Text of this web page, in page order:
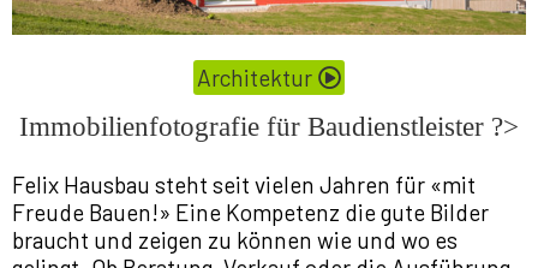
Architektur
Immobilienfotografie für Baudienstleister ?>
Felix Hausbau steht seit vielen Jahren für «mit
Freude Bauen!» Eine Kompetenz die gute Bilder
braucht und zeigen zu können wie und wo es